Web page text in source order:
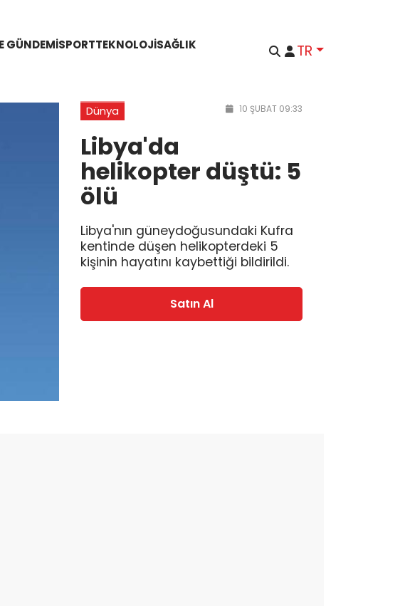
GÜNDEMISPORTTEKNOLOJISAĞLIK
TR
Dünya 10 ŞUBAT 09:33
Libya'da
helikopter düştü: 5
ölü
Libya'nın güneydoğusundaki Kufra
kentinde düşen helikopterdeki 5
kişinin hayatını kaybettiği bildirildi.
Satın Al